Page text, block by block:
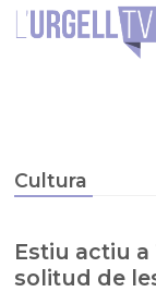
Cultura
Estiu actiu
solitud de